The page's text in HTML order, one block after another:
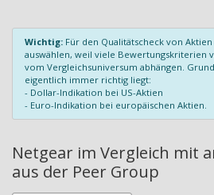
Wichtig: Für den Qualitätscheck von
auswählen, weil viele Bewertungskriterien
vom Vergleichsuniversum abhängen.
eigentlich immer richtig liegt:
- Dollar-Indikation bei US-Aktien
- Euro-Indikation bei europäischen Aktien.
Netgear im Vergleich mit
aus der Peer Group